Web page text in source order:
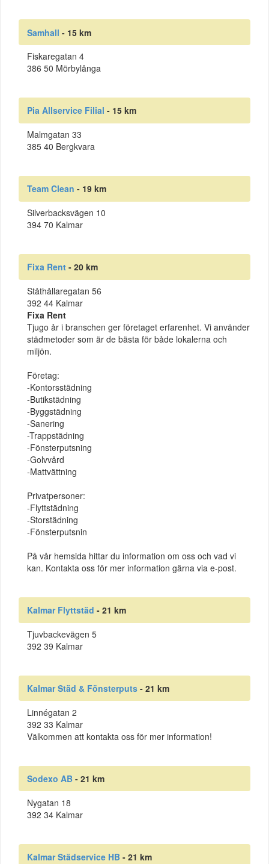
Samhall - 15 km
Fiskaregatan 4
386 50 Mörbylånga
Pia Allservice Filial - 15 km
Malmgatan 33
385 40 Bergkvara
Team Clean - 19 km
Silverbacksvägen 10
394 70 Kalmar
Fixa Rent - 20 km
Ståthållaregatan 56
392 44 Kalmar
Fixa Rent
Tjugo år i branschen ger företaget erfarenhet. Vi använder
städmetoder som är de bästa för både lokalerna och
miljön.
Företag:
-Kontorsstädning
-Butikstädning
-Byggstädning
-Sanering
-Trappstädning
-Fönsterputsning
-Golvvård
-Mattvättning
Privatpersoner:
-Flyttstädning
-Storstädning
-Fönsterputsnin
På vår hemsida hittar du information om oss och vad vi
kan. Kontakta oss för mer information gärna via e-post.
Kalmar Flyttstäd - 21 km
Tjuvbackevägen 5
392 39 Kalmar
Kalmar Städ & Fönsterputs - 21 km
Linnégatan 2
392 33 Kalmar
Välkommen att kontakta oss för mer information!
Sodexo AB - 21 km
Nygatan 18
392 34 Kalmar
Kalmar Städservice HB - 21 km